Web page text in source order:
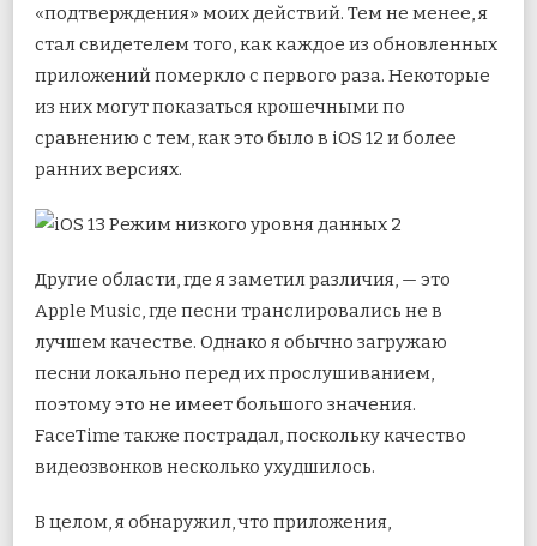
«подтверждения» моих действий. Тем не менее, я
стал свидетелем того, как каждое из обновленных
приложений померкло с первого раза. Некоторые
из них могут показаться крошечными по
сравнению с тем, как это было в iOS 12 и более
ранних версиях.
Другие области, где я заметил различия, — это
Apple Music, где песни транслировались не в
лучшем качестве. Однако я обычно загружаю
песни локально перед их прослушиванием,
поэтому это не имеет большого значения.
FaceTime также пострадал, поскольку качество
видеозвонков несколько ухудшилось.
В целом, я обнаружил, что приложения,